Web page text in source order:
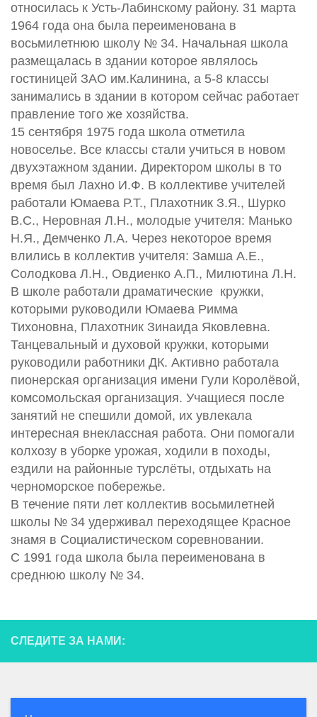
относилась к Усть-Лабинскому району. 31 марта
1964 года она была переименована в
восьмилетнюю школу № 34. Начальная школа
размещалась в здании которое являлось
гостиницей ЗАО им.Калинина, а 5-8 классы
занимались в здании в котором сейчас работает
правление того же хозяйства.
15 сентября 1975 года школа отметила
новоселье. Все классы стали учиться в новом
двухэтажном здании. Директором школы в то
время был Лахно И.Ф. В коллективе учителей
работали Юмаева Р.Т., Плахотник З.Я., Шурко
В.С., Неровная Л.Н., молодые учителя: Манько
Н.Я., Демченко Л.А. Через некоторое время
влились в коллектив учителя: Замша А.Е.,
Солодкова Л.Н., Овдиенко А.П., Милютина Л.Н.
В школе работали драматические кружки,
которыми руководили Юмаева Римма
Тихоновна, Плахотник Зинаида Яковлевна.
Танцевальный и духовой кружки, которыми
руководили работники ДК. Активно работала
пионерская организация имени Гули Королёвой,
комсомольская организация. Учащиеся после
занятий не спешили домой, их увлекала
интересная внеклассная работа. Они помогали
колхозу в уборке урожая, ходили в походы,
ездили на районные турслёты, отдыхать на
черноморское побережье.
В течение пяти лет коллектив восьмилетней
школы № 34 удерживал переходящее Красное
знамя в Социалистическом соревновании.
С 1991 года школа была переименована в
среднюю школу № 34.
СЛЕДИТЕ ЗА НАМИ: